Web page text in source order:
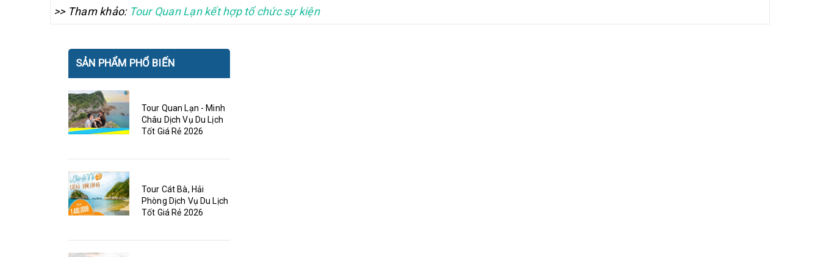
>> Tham khảo: Tour Quan Lạn kết hợp tổ chức sự kiện
SẢN PHẨM PHỔ BIẾN
Tour Quan Lạn - Minh
Châu Dịch Vụ Du Lịch
Tốt Giá Rẻ 2026
Tour Cát Bà, Hải
Phòng Dịch Vụ Du Lịch
Tốt Giá Rẻ 2026